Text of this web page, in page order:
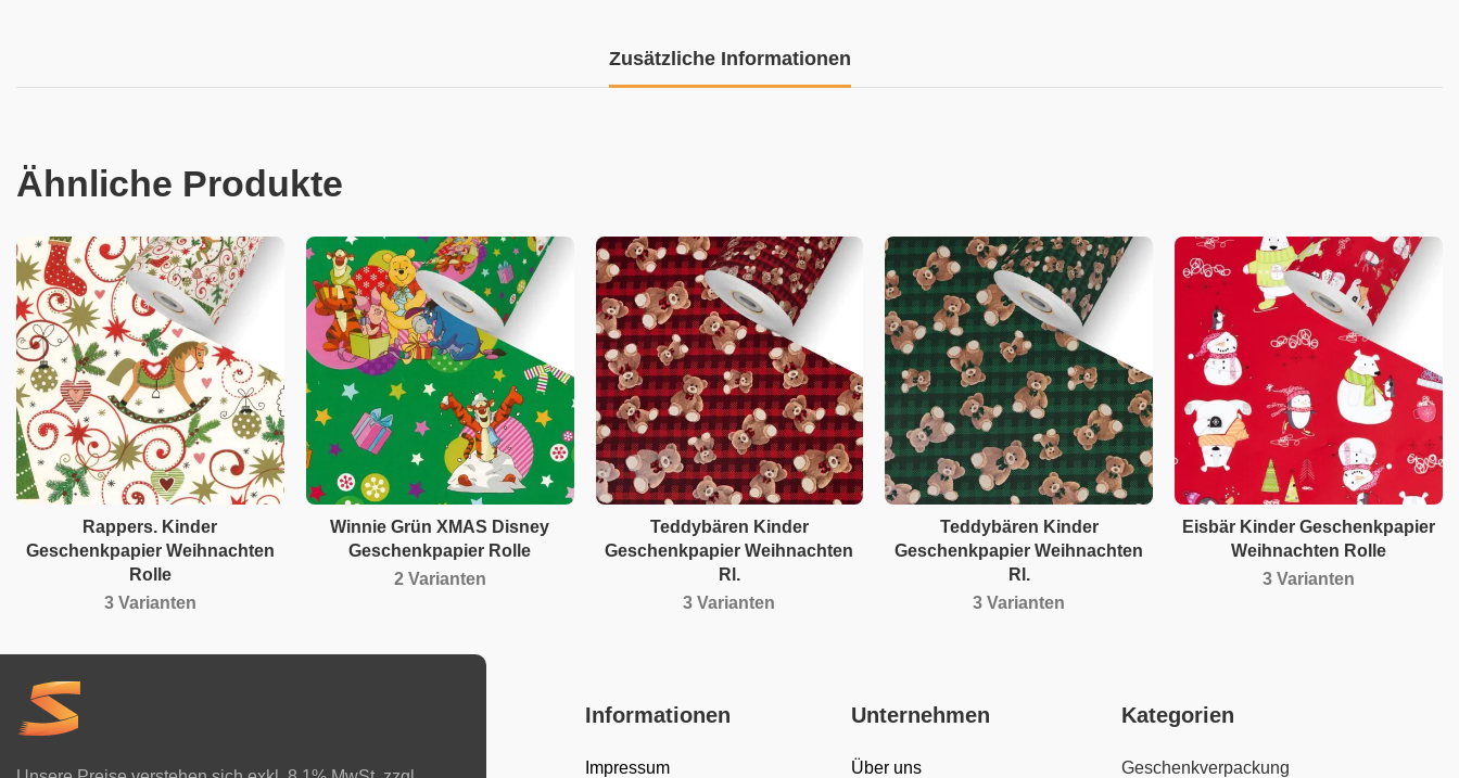
Zusätzliche Informationen
Ähnliche Produkte
Rappers. Kinder
Geschenkpapier Weihnachten
Rolle
3 Varianten
Winnie Grün XMAS Disney
Geschenkpapier Rolle
2 Varianten
Teddybären Kinder
Geschenkpapier Weihnachten
Rl.
3 Varianten
Teddybären Kinder
Geschenkpapier Weihnachten
Rl.
3 Varianten
Eisbär Kinder Geschenkpapier
Weihnachten Rolle
3 Varianten
Informationen
Impressum
Unternehmen
Über uns
Kategorien
Geschenkverpackung